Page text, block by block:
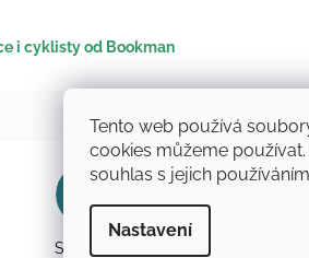
Tento web používá
cookies můžeme
souhlas s jejich
Nastavení
i cyklisty od Bookman
Rudolf Mana
Hodnocení obchodu je
Spokojenost, profesionální přístup